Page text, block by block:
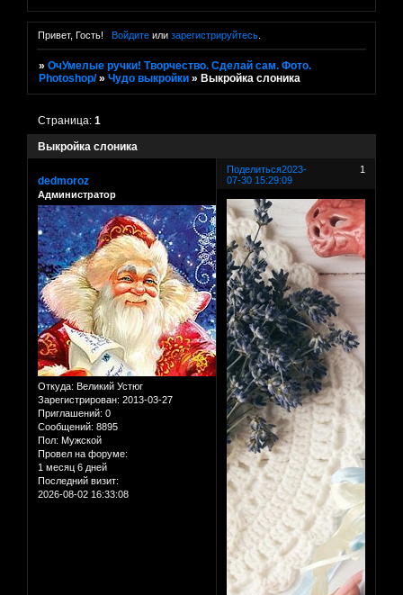
Привет, Гость! Войдитеили зарегистрируйтесь.
»ОчУмелые ручки! Творчество. Сделай сам. Фото.
Photoshop/ »Чудо выкройки » Выкройка слоника
Выкройка слоника
Страница:1
Поделиться 1
2023-
07-30 15:29:09
dedmoroz
Администратор
Откуда: Великий Устюг
Зарегистрирован: 2013-03-27
Приглашений: 0
Сообщений: 8895
Пол: Мужской
Провел на форуме:
1 месяц 6 дней
Последний визит:
2026-08-02 16:33:08